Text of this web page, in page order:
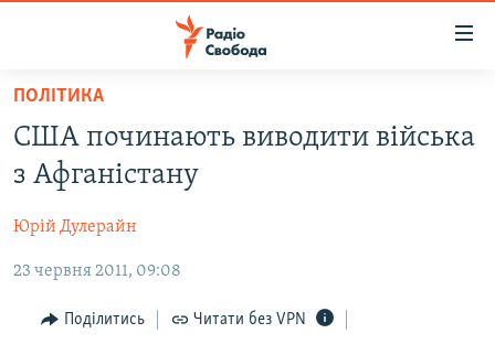
Перейти
основного
матеріалу
Перейти
до
навігації
Перейти
ВСЕ ЗА ДОБУ
СТАТТІ
ПОЛІТИКА
ЕКОНОМІКА
СУСПІЛЬСТВО
ВІЙНА
РОСІЙСЬКА «ФІЛЬТРАЦІЯ»
ДОНБАС.РЕАЛІЇ
ПОЛІТИКА
США починають виводити війська
з Афганістану
Юрій Дулерайн
23 червня 2011, 09:08
Поділитись Читати без VPN